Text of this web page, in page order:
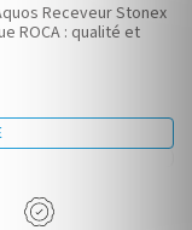
Receveur Stonex
ROCA : qualité et